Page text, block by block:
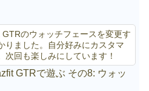
のウォッチフェースを変更す
りました。自分好みにカスタマ
回も楽しみにしています！
GTRで遊ぶ その8: ウォッ